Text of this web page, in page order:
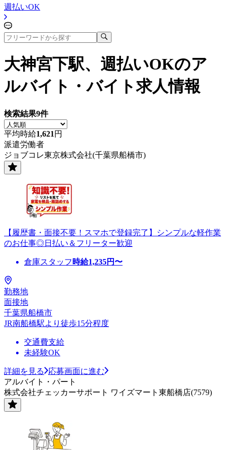
週払いOK
大神宮下駅、週払いOKのア
ルバイト・バイト求人情報
検索結果9件
平均時給1,621 円
派遣労働者
ジョブコレ東京株式会社(千葉県船橋市)
【履歴書・面接不要！スマホで登録完了】シンプルな軽作業
のお仕事◎日払い＆フリーター歓迎
倉庫スタッフ 時給1,235円〜
勤務地
面接地
千葉県船橋市
JR南船橋駅より徒歩15分程度
交通費支給
未経験OK
詳細を見る
応募画面に進む
アルバイト・パート
株式会社チェッカーサポート ワイズマート東船橋店(7579)